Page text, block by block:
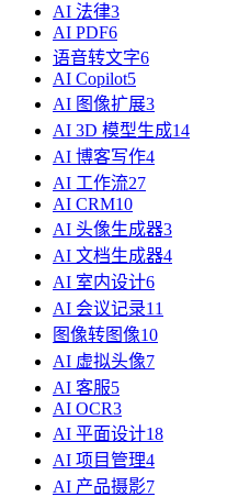
AI 法律3
AI PDF6
语音转文字6
AI Copilot5
AI 图像扩展3
AI 3D 模型生成14
AI 博客写作4
AI 工作流27
AI CRM10
AI 头像生成器3
AI 文档生成器4
AI 室内设计6
AI 会议记录11
图像转图像10
AI 虚拟头像7
AI 客服5
AI OCR3
AI 平面设计18
AI 项目管理4
AI 产品摄影7